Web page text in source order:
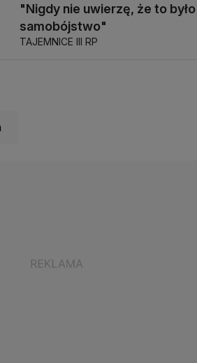
"Nigdy nie uwierzę, że to było
samobójstwo"
TAJEMNICE III RP